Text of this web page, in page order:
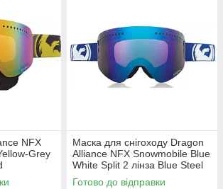
NFX
Grey
Маска для снігоходу Dragon
Alliance NFX Snowmobile Blue
White Split 2 лінза Blue Steel
Готово до відправки